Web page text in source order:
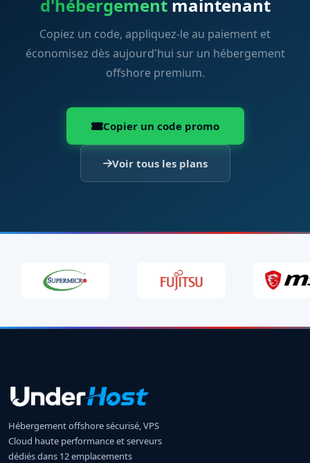
d'hébergementmaintenant
Copiez un code, appliquez-le au paiement et
économisez dès aujourd'hui sur un hébergement
offshore premium.
Copier un code promo
Voir tous les plans
Hébergement offshore sécurisé, VPS
Cloud haute performance et serveurs
dédiés dans 12 emplacements